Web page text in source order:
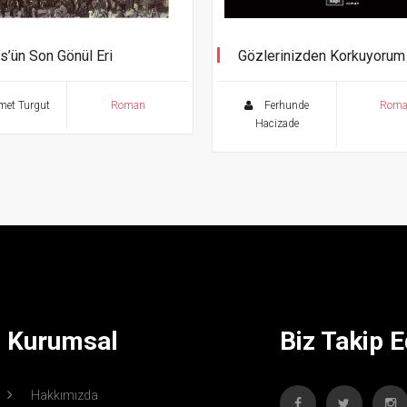
Son Gönül Eri
Turgut Roman
Gözlerinizden Korkuyorum
Ferhunde
Hacizade
Kurumsal
Hakkımızda
Biz Takip